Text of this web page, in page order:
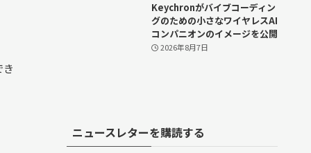
Keychronがバイブコーディン
グのための小さなワイヤレスAI
コンパニオンのイメージを公開
2026年8月7日
ニュースレターを購読する